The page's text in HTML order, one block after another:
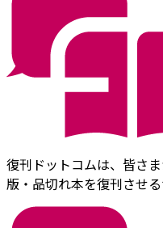
復刊ドットコムは、皆さ
版・品切れ本を復刊させる